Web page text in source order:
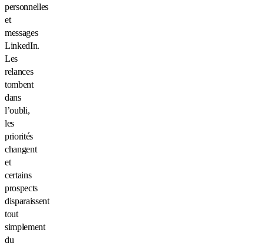
personnelles
et
messages
LinkedIn.
Les
relances
tombent
dans
l’oubli,
les
priorités
changent
et
certains
prospects
disparaissent
tout
simplement
du